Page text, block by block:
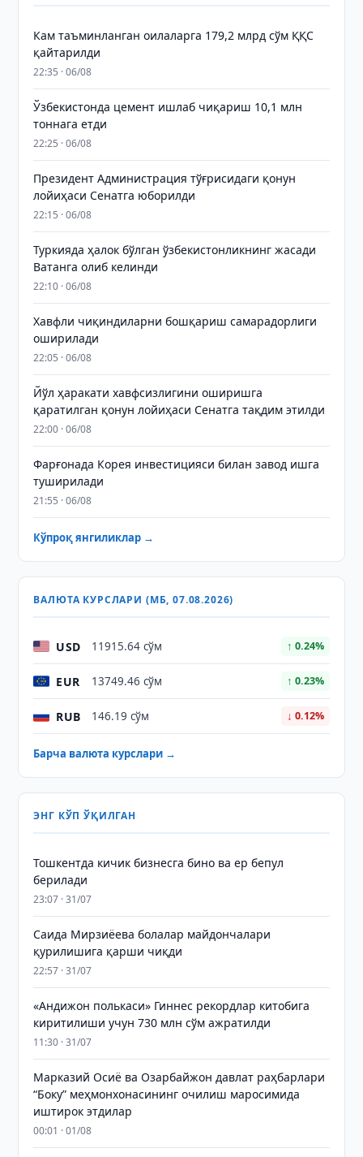
Кам таъминланган оилаларга 179,2 млрд сўм ҚҚС
қайтарилди
22:35 · 06/08
Ўзбекистонда цемент ишлаб чиқариш 10,1 млн
тоннага етди
22:25 · 06/08
Президент Администрация тўғрисидаги қонун
лойиҳаси Сенатга юборилди
22:15 · 06/08
Туркияда ҳалок бўлган ўзбекистонликнинг жасади
Ватанга олиб келинди
22:10 · 06/08
Хавфли чиқиндиларни бошқариш самарадорлиги
оширилади
22:05 · 06/08
Йўл ҳаракати хавфсизлигини оширишга
қаратилган қонун лойиҳаси Сенатга тақдим этилди
22:00 · 06/08
Фарғонада Корея инвестицияси билан завод ишга
туширилади
21:55 · 06/08
Кўпроқ янгиликлар →
ВАЛЮТА КУРСЛАРИ (МБ, 07.08.2026)
USD 11915.64 сўм ↑ 0.24%
EUR 13749.46 сўм ↑ 0.23%
RUB 146.19 сўм ↓ 0.12%
Барча валюта курслари →
ЭНГ КЎП ЎҚИЛГАН
Тошкентда кичик бизнесга бино ва ер бепул
берилади
23:07 · 31/07
Саида Мирзиёева болалар майдончалари
қурилишига қарши чиқди
22:57 · 31/07
«Андижон полькаси» Гиннес рекордлар китобига
киритилиши учун 730 млн сўм ажратилди
11:30 · 31/07
Марказий Осиё ва Озарбайжон давлат раҳбарлари
“Боку” меҳмонхонасининг очилиш маросимида
иштирок этдилар
00:01 · 01/08